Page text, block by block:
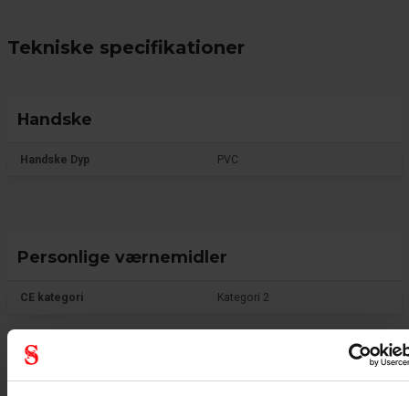
Tekniske specifikationer
Handske
Handske Dyp PVC
Personlige værnemidler
CE kategori Kategori 2